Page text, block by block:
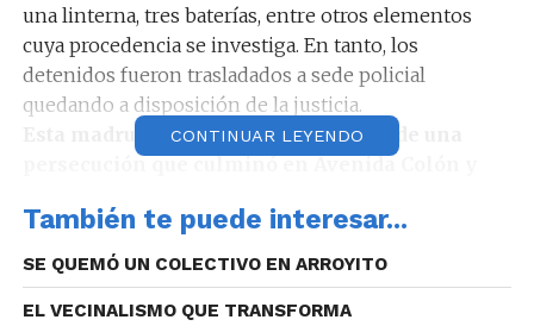
una linterna, tres baterías, entre otros elementos
cuya procedencia se investiga. En tanto, los
detenidos fueron trasladados a sede policial
quedando a disposición de la justicia.
Esta madrugada a la hora 3.08, luego de una
persecución que culminó en Avenida Colón y
en calle Juan Manuel Quintana 1100 de barrio
Bajo Palermo , personal policial logró la
aprehensión de tres jóvenes (una mujer de 24 años y
dos hombres de 22 y 19 años). Ellos, momentos
CONTINUAR LEYENDO
También te puede interesar...
SE QUEMÓ UN COLECTIVO EN ARROYITO
EL VECINALISMO QUE TRANSFORMA